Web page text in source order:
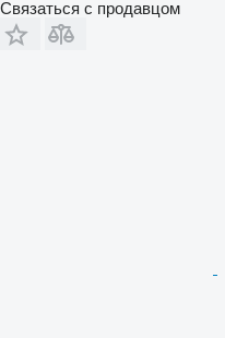
Связаться с продавцом